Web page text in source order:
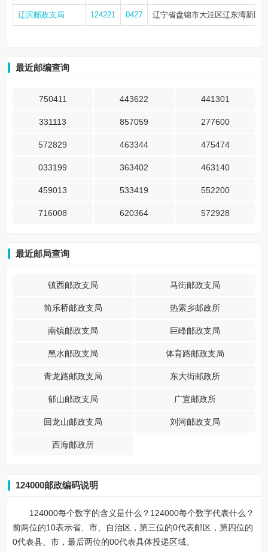
辽滨邮政支局 124221 0427 辽宁省盘锦市大洼区辽东湾新区
最近邮编查询
750411 443622 441301
331113 857059 277600
572829 463344 475474
033199 363402 463140
459013 533419 552200
716008 620364 572928
最近邮局查询
镇西邮政支局 马街邮政支局
简乐桥邮政支局 热索乡邮政所
南镇邮政支局 巨峰邮政支局
黑水邮政支局 体育路邮政支局
青龙路邮政支局 东大街邮政所
郁山邮政支局 广宜邮政所
回龙山邮政支局 刘河邮政支局
西海邮政所
124000邮政编码说明
124000每个数字的含义是什么？124000每个数字代表什么？
前两位的10表示省、市、自治区，第三位的0代表邮区，第四位的
0代表县、市，最后两位的00代表具体投递区域。